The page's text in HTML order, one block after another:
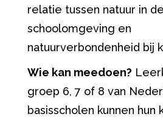
relatie tussen natuur in de
schoolomgeving en
natuurverbondenheid bij
Wie kan meedoen?
groep 6, 7 of 8 van
basisscholen kunnen hun